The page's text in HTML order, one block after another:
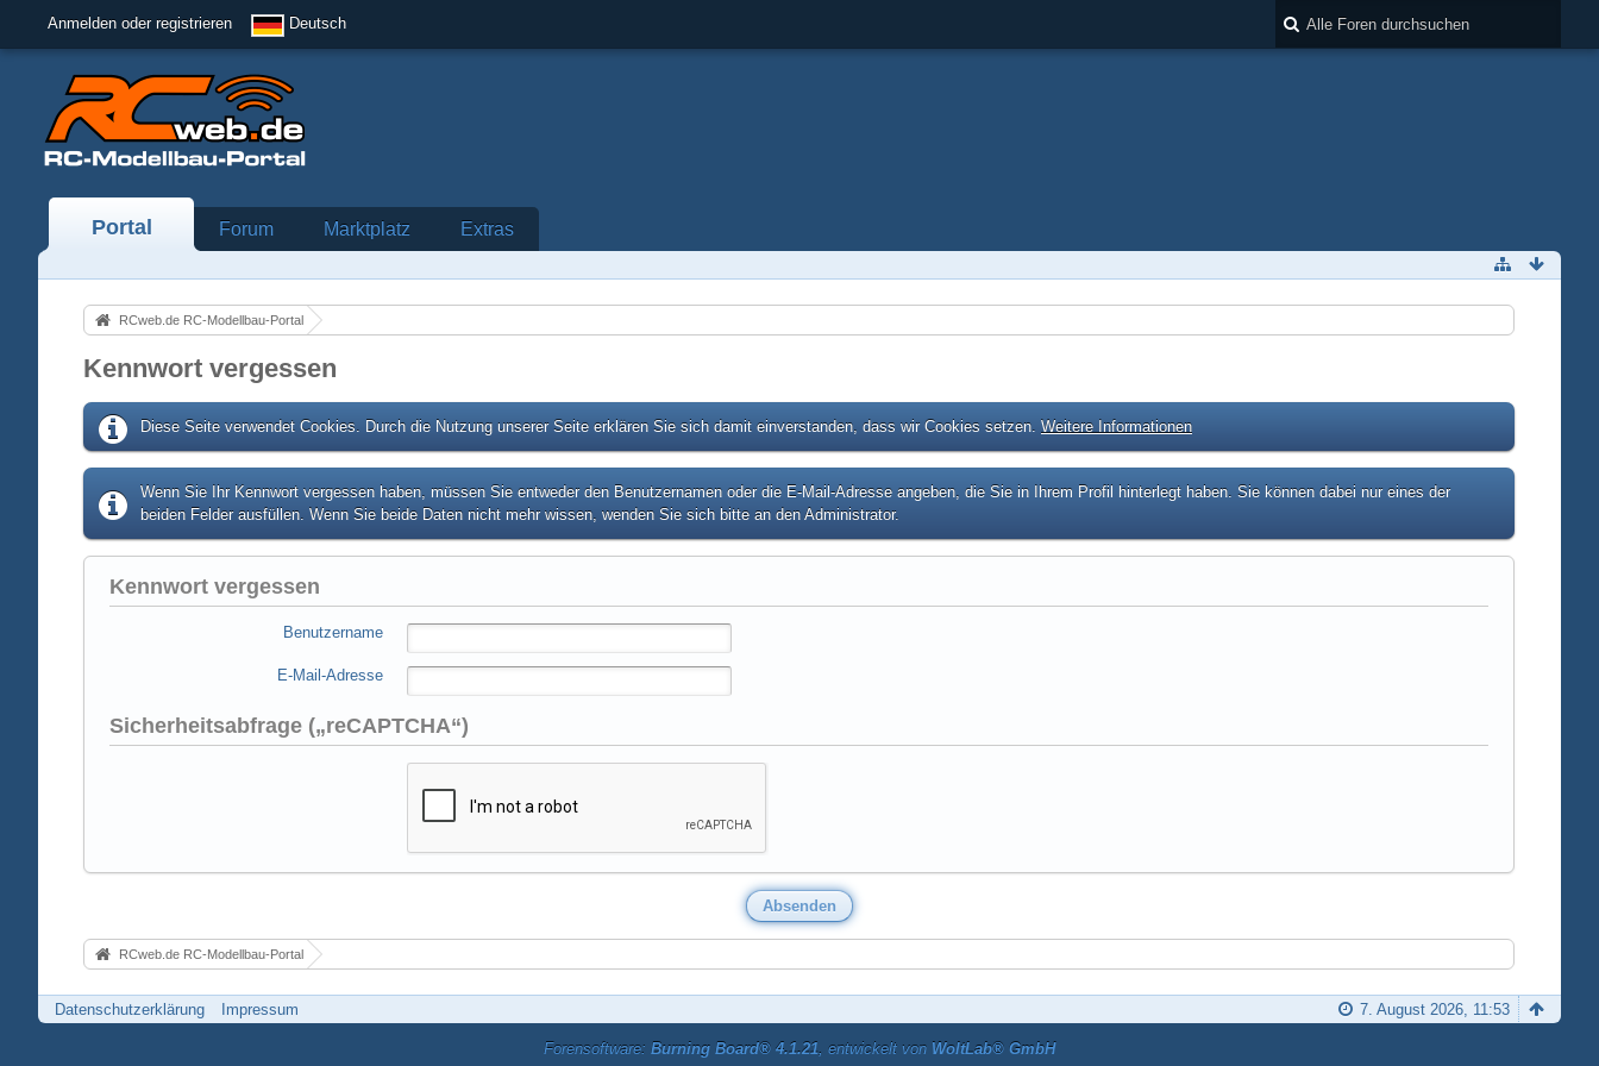
Anmelden oder registrieren Deutsch
Portal Forum Marktplatz Extras
RCweb.de RC-Modellbau-Portal
Kennwort vergessen
Diese Seite verwendet Cookies. Durch die Nutzung unserer Seite erklären Sie sich damit einverstanden, dass wir Cookies setzen. Weitere Informationen
Wenn Sie Ihr Kennwort vergessen haben, müssen Sie entweder den Benutzernamen oder die E-Mail-Adresse angeben, die Sie in Ihrem Profil hinterlegt haben. Sie können dabei nur eines der
beiden Felder ausfüllen. Wenn Sie beide Daten nicht mehr wissen, wenden Sie sich bitte an den Administrator.
Kennwort vergessen
Benutzername
E-Mail-Adresse
Sicherheitsabfrage („reCAPTCHA“)
RCweb.de RC-Modellbau-Portal
Datenschutzerklärung Impressum 7. August 2026, 11:53
Forensoftware: Burning Board® 4.1.21, entwickelt von WoltLab® GmbH